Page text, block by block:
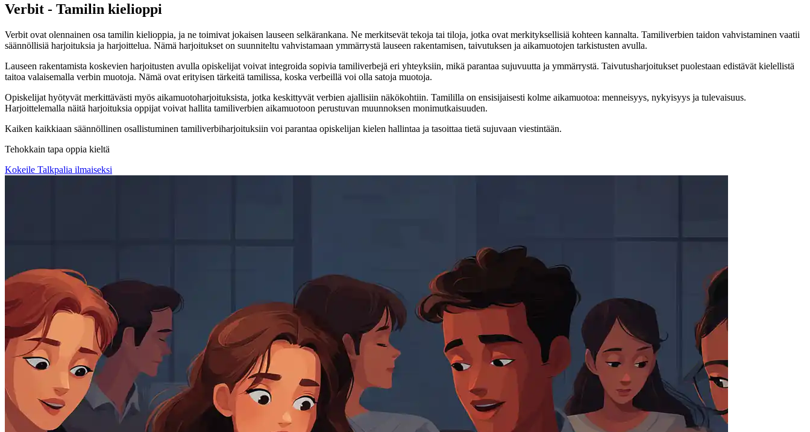
Verbit - Tamilin kielioppi
Verbit ovat olennainen osa tamilin kielioppia, ja ne toimivat jokaisen lauseen selkärankana. Ne merkitsevät tekoja tai tiloja, jotka ovat merkityksellisiä kohteen kannalta. Tamiliverbien taidon vahvistaminen vaatii
säännöllisiä harjoituksia ja harjoittelua. Nämä harjoitukset on suunniteltu vahvistamaan ymmärrystä lauseen rakentamisen, taivutuksen ja aikamuotojen tarkistusten avulla.
Lauseen rakentamista koskevien harjoitusten avulla opiskelijat voivat integroida sopivia tamiliverbejä eri yhteyksiin, mikä parantaa sujuvuutta ja ymmärrystä. Taivutusharjoitukset puolestaan edistävät kielellistä
taitoa valaisemalla verbin muotoja. Nämä ovat erityisen tärkeitä tamilissa, koska verbeillä voi olla satoja muotoja.
Opiskelijat hyötyvät merkittävästi myös aikamuotoharjoituksista, jotka keskittyvät verbien ajallisiin näkökohtiin. Tamililla on ensisijaisesti kolme aikamuotoa: menneisyys, nykyisyys ja tulevaisuus.
Harjoittelemalla näitä harjoituksia oppijat voivat hallita tamiliverbien aikamuotoon perustuvan muunnoksen monimutkaisuuden.
Kaiken kaikkiaan säännöllinen osallistuminen tamiliverbiharjoituksiin voi parantaa opiskelijan kielen hallintaa ja tasoittaa tietä sujuvaan viestintään.
Tehokkain tapa oppia kieltä
Kokeile Talkpalia ilmaiseksi